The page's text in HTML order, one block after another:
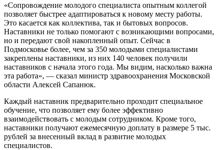
«Сопровождение молодого специалиста опытным коллегой
позволяет быстрее адаптироваться к новому месту работы.
Это касается как коллектива, так и бытовых вопросов.
Наставники не только помогают с возникающими вопросами,
но и передают свой накопленный опыт. Сейчас в
Подмосковье более, чем за 350 молодыми специалистами
закреплены наставники, из них 140 человек получили
наставников с начала этого года. Мы видим, насколько важна
эта работа», — сказал министр здравоохранения Московской
области Алексей Сапанюк.
Каждый наставник предварительно проходит специальное
обучение, что позволяет ему более эффективно
взаимодействовать с молодым сотрудником. Кроме того,
наставники получают ежемесячную доплату в размере 5 тыс.
рублей за внесенный вклад в развитие молодых
специалистов.